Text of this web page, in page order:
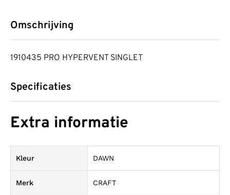
Omschrijving
1910435 PRO HYPERVENT SINGLET
Specificaties
Extra informatie
Kleur DAWN
Merk CRAFT